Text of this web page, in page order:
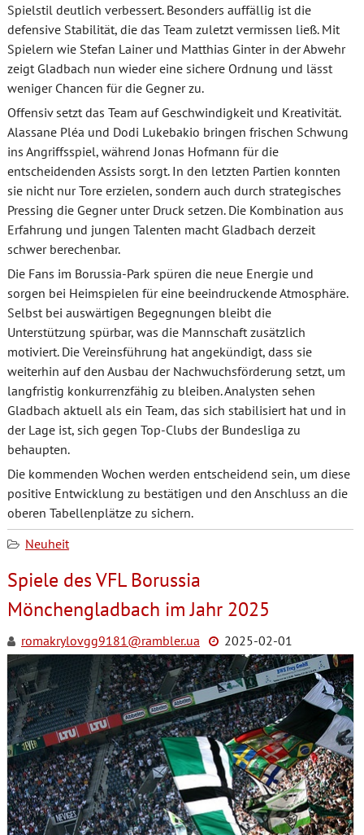
Spielstil deutlich verbessert. Besonders auffällig ist die
defensive Stabilität, die das Team zuletzt vermissen ließ. Mit
Spielern wie Stefan Lainer und Matthias Ginter in der Abwehr
zeigt Gladbach nun wieder eine sichere Ordnung und lässt
weniger Chancen für die Gegner zu.
Offensiv setzt das Team auf Geschwindigkeit und Kreativität.
Alassane Pléa und Dodi Lukebakio bringen frischen Schwung
ins Angriffsspiel, während Jonas Hofmann für die
entscheidenden Assists sorgt. In den letzten Partien konnten
sie nicht nur Tore erzielen, sondern auch durch strategisches
Pressing die Gegner unter Druck setzen. Die Kombination aus
Erfahrung und jungen Talenten macht Gladbach derzeit
schwer berechenbar.
Die Fans im Borussia-Park spüren die neue Energie und
sorgen bei Heimspielen für eine beeindruckende Atmosphäre.
Selbst bei auswärtigen Begegnungen bleibt die
Unterstützung spürbar, was die Mannschaft zusätzlich
motiviert. Die Vereinsführung hat angekündigt, dass sie
weiterhin auf den Ausbau der Nachwuchsförderung setzt, um
langfristig konkurrenzfähig zu bleiben. Analysten sehen
Gladbach aktuell als ein Team, das sich stabilisiert hat und in
der Lage ist, sich gegen Top-Clubs der Bundesliga zu
behaupten.
Die kommenden Wochen werden entscheidend sein, um diese
positive Entwicklung zu bestätigen und den Anschluss an die
oberen Tabellenplätze zu sichern.
Neuheit
Spiele des VFL Borussia
Mönchengladbach im Jahr 2025
romakrylovgg9181@rambler.ua 2025-02-01